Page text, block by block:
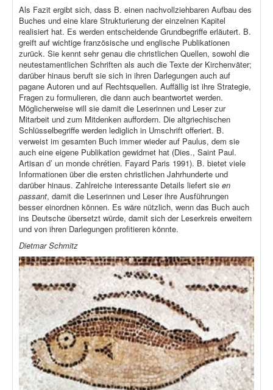
Als Fazit ergibt sich, dass B. einen nachvollziehbaren Aufbau des
Buches und eine klare Strukturierung der einzelnen Kapitel
realisiert hat. Es werden entscheidende Grundbegriffe erläutert. B.
greift auf wichtige französische und englische Publikationen
zurück. Sie kennt sehr genau die christlichen Quellen, sowohl die
neutestamentlichen Schriften als auch die Texte der Kirchenväter;
darüber hinaus beruft sie sich in ihren Darlegungen auch auf
pagane Autoren und auf Rechtsquellen. Auffällig ist ihre Strategie,
Fragen zu formulieren, die dann auch beantwortet werden.
Möglicherweise will sie damit die Leserinnen und Leser zur
Mitarbeit und zum Mitdenken auffordern. Die altgriechischen
Schlüsselbegriffe werden lediglich in Umschrift offeriert. B.
verweist im gesamten Buch immer wieder auf Paulus, dem sie
auch eine eigene Publikation gewidmet hat (Dies., Saint Paul.
Artisan d’ un monde chrétien. Fayard Paris 1991). B. bietet viele
Informationen über die ersten christlichen Jahrhunderte und
darüber hinaus. Zahlreiche interessante Details liefert sie en
passant, damit die Leserinnen und Leser ihre Ausführungen
besser einordnen können. Es wäre nützlich, wenn das Buch auch
ins Deutsche übersetzt würde, damit sich der Leserkreis erweitern
und von ihren Darlegungen profitieren könnte.
Dietmar Schmitz